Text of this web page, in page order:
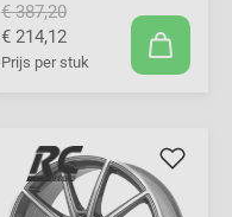
€ 387,20
€ 214,12
Prijs per stuk